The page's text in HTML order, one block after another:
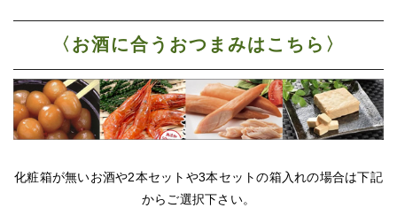
〈お酒に合うおつまみはこちら〉
化粧箱が無いお酒や2本セットや3本セットの箱入れの場合は下記
からご選択下さい。